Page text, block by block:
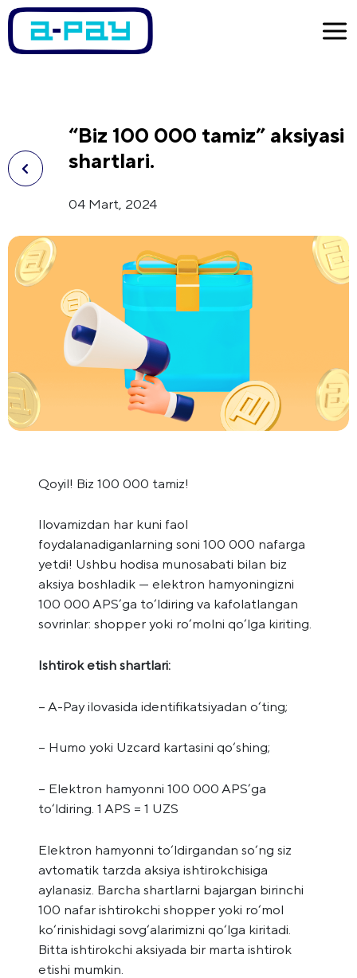
“Biz 100 000 tamiz” aksiyasi
shartlari.
04 Mart, 2024
Qoyil! Biz 100 000 tamiz!
Ilovamizdan har kuni faol
foydalanadiganlarning soni 100 000 nafarga
yetdi! Ushbu hodisa munosabati bilan biz
aksiya boshladik — elektron hamyoningizni
100 000 APS’ga to‘ldiring va kafolatlangan
sovrinlar: shopper yoki ro‘molni qo‘lga kiriting.
Ishtirok etish shartlari:
– A-Pay ilovasida identifikatsiyadan o‘ting;
– Humo yoki Uzcard kartasini qo‘shing;
– Elektron hamyonni 100 000 APS’ga
to‘ldiring. 1 APS = 1 UZS
Elektron hamyonni to‘ldirgandan so‘ng siz
avtomatik tarzda aksiya ishtirokchisiga
aylanasiz. Barcha shartlarni bajargan birinchi
100 nafar ishtirokchi shopper yoki ro‘mol
ko‘rinishidagi sovg‘alarimizni qo‘lga kiritadi.
Bitta ishtirokchi aksiyada bir marta ishtirok
etishi mumkin.